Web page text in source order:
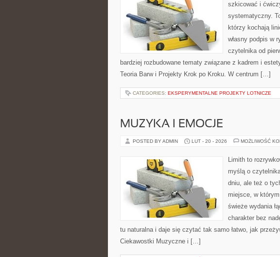
szkicować i
systematyczny.
którzy kochają
własny podpis w
czytelnika od
bardziej rozbudowane tematy związane z kadrem i
Teoria Barw i Projekty Krok po Kroku. W centrum […]
CATEGORIES: EKSPERYMENTALNE PROJEKTY LOTNICZE
MUZYKA I EMOCJE
POSTED BY ADMIN LUT - 20 - 2026 MOŻLIWOŚĆ
Limith to
myślą o
dniu, ale też o
miejsce, w
świeże wydania
charakter bez
tu naturalna i daje się czytać tak samo łatwo, jak
Ciekawostki Muzyczne i […]